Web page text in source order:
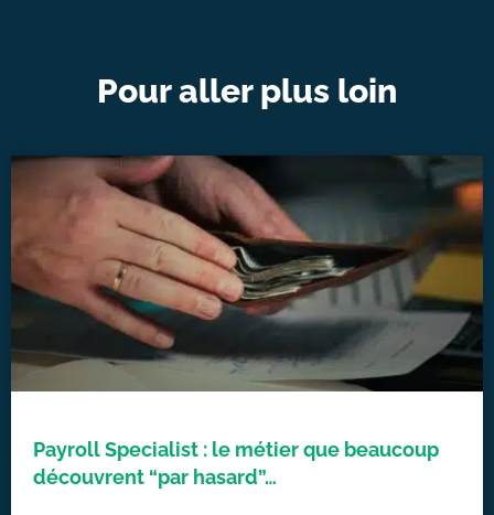
Pour aller plus loin
Payroll Specialist : le métier que beaucoup
découvrent “par hasard”…